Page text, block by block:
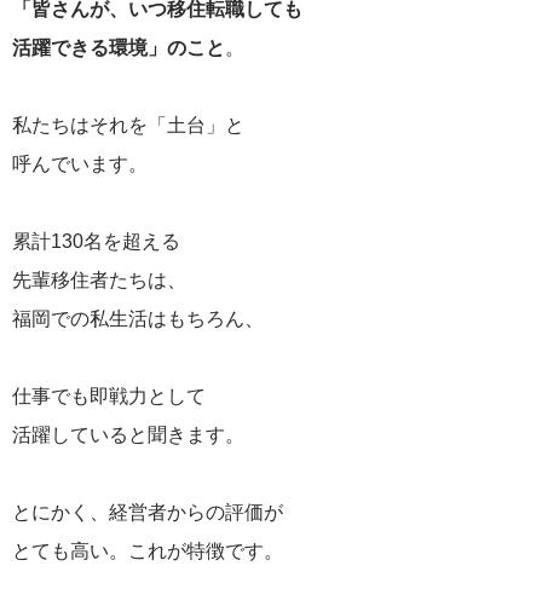
「皆さんが、いつ移住転職しても
活躍できる環境」のこと 。
私たちはそれを「土台」と
呼んでいます。
累計130名を超える
先輩移住者たちは、
福岡での私生活はもちろん、
仕事でも即戦力として
活躍していると聞きます。
とにかく、経営者からの評価が
とても高い。これが特徴です。